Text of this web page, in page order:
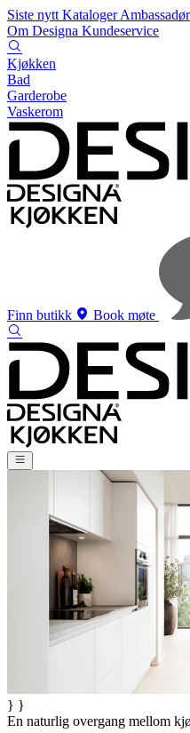
Siste nytt Kataloger
Om Designa Kundeservice
Kjøkken
Bad
Garderobe
Vaskerom
Finn butikk Book møte
} }
En naturlig overgang mellom